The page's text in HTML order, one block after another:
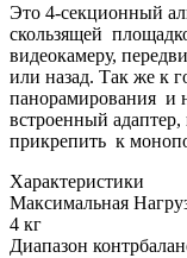
Это 4-секционный
скользящей
видеокамеру,
или назад. Так же к
панорамирования и
встроенный
прикрепить к
Характеристики
Максимальная
4 кг
Диапазон